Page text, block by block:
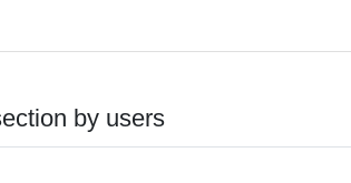
by users